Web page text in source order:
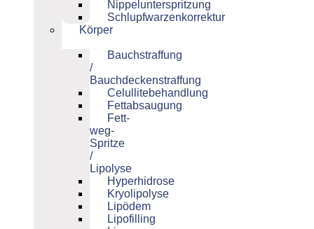
Nippelunterspritzung
Schlupfwarzenkorrektur
Körper
Bauchstraffung
/
Bauchdeckenstraffung
Celullitebehandlung
Fettabsaugung
Fett-
weg-
Spritze
/
Lipolyse
Hyperhidrose
Kryolipolyse
Lipödem
Lipofilling